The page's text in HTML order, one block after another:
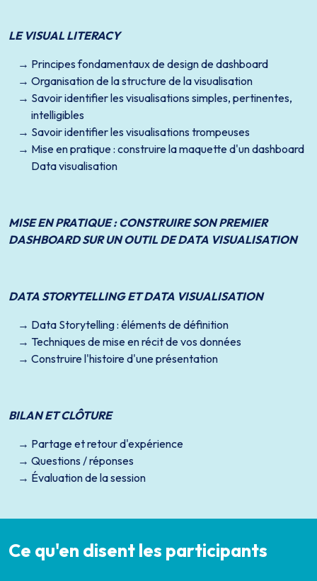
LE VISUAL LITERACY
Principes fondamentaux de design de dashboard
Organisation de la structure de la visualisation
Savoir identifier les visualisations simples, pertinentes,
intelligibles
Savoir identifier les visualisations trompeuses
Mise en pratique : construire la maquette d'un dashboard
Data visualisation
MISE EN PRATIQUE : CONSTRUIRE SON PREMIER
DASHBOARD SUR UN OUTIL DE DATA VISUALISATION
DATA STORYTELLING ET DATA VISUALISATION
Data Storytelling : éléments de définition
Techniques de mise en récit de vos données
Construire l'histoire d'une présentation
BILAN ET CLÔTURE
Partage et retour d'expérience
Questions / réponses
Évaluation de la session
Ce qu'en disent les participants